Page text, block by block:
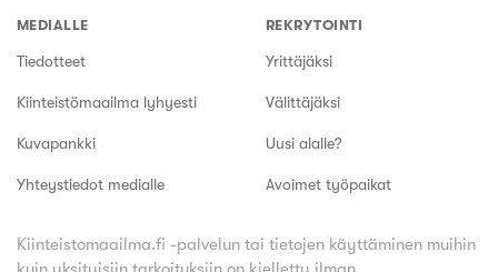
MEDIALLE
Tiedotteet
Kiinteistömaailma lyhyesti
Kuvapankki
Yhteystiedot medialle
REKRYTOINTI
Yrittäjäksi
Välittäjäksi
Uusi alalle?
Avoimet työpaikat
Kiinteistomaailma.fi -palvelun tai tietojen käyttäminen muihin